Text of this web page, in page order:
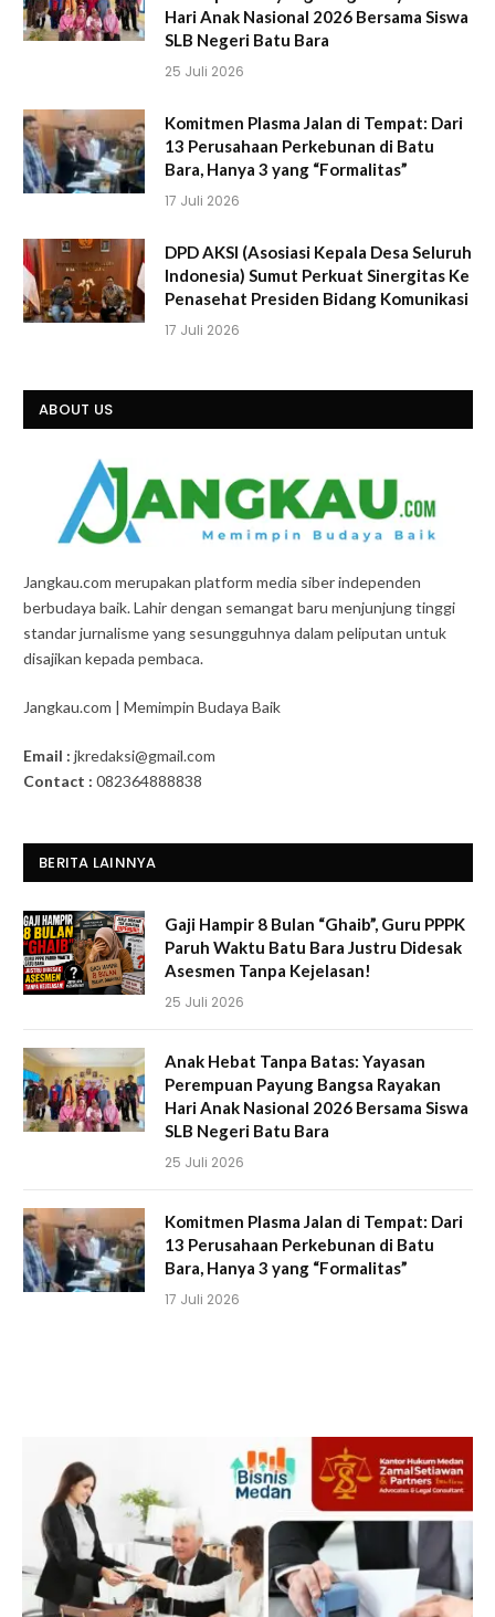
Hari Anak Nasional 2026 Bersama Siswa
SLB Negeri Batu Bara
25 Juli 2026
Komitmen Plasma Jalan di Tempat: Dari
13 Perusahaan Perkebunan di Batu
Bara, Hanya 3 yang “Formalitas”
17 Juli 2026
DPD AKSI (Asosiasi Kepala Desa Seluruh
Indonesia) Sumut Perkuat Sinergitas Ke
Penasehat Presiden Bidang Komunikasi
17 Juli 2026
ABOUT US
Jangkau.com merupakan platform media siber independen
berbudaya baik. Lahir dengan semangat baru menjunjung tinggi
standar jurnalisme yang sesungguhnya dalam peliputan untuk
disajikan kepada pembaca.
Jangkau.com | Memimpin Budaya Baik
Email : jkredaksi@gmail.com
Contact : 082364888838
BERITA LAINNYA
Gaji Hampir 8 Bulan “Ghaib”, Guru PPPK
Paruh Waktu Batu Bara Justru Didesak
Asesmen Tanpa Kejelasan!
25 Juli 2026
Anak Hebat Tanpa Batas: Yayasan
Perempuan Payung Bangsa Rayakan
Hari Anak Nasional 2026 Bersama Siswa
SLB Negeri Batu Bara
25 Juli 2026
Komitmen Plasma Jalan di Tempat: Dari
13 Perusahaan Perkebunan di Batu
Bara, Hanya 3 yang “Formalitas”
17 Juli 2026